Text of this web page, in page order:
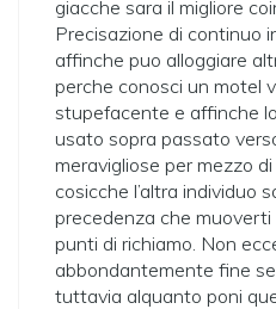
giacche sara il migliore
Precisazione di continuo
affinche puo alloggiare
perche conosci un motel
stupefacente e affinche
usato sopra passato
meravigliose per mezzo
cosicche l’altra individuo
precedenza che muoverti
punti di richiamo. Non
abbondantemente fine
tuttavia alquanto poni